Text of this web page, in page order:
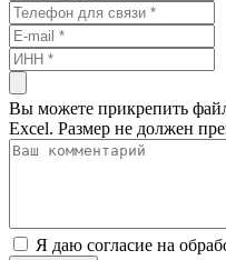
Вы можете прикрепить
Excel. Размер не должен
Я даю согласие на